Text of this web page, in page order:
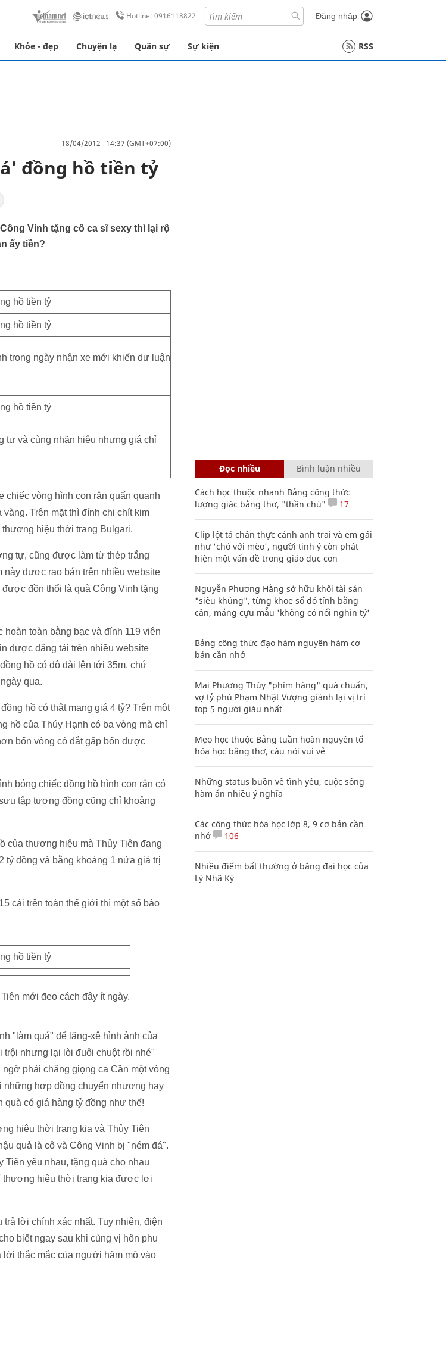
Hotline: 0916118822 Đăng nhập
Khỏe - đẹp Chuyện lạ Quân sự Sự kiện RSS
18/04/2012 14:37 (GMT+07:00)
đồng hồ tiền tỷ
Vinh tặng cô ca sĩ sexy thì lại rộ
ấy tiền?
trong ngày nhận xe mới khiến dư luận
tự và cùng nhãn hiệu nhưng giá chỉ
vòng hình con rắn quấn quanh
Trên mặt thì đính chi chít kim
hiệu thời trang Bulgari.
tự, cũng được làm từ thép trắng
này được rao bán trên nhiều website
đồn thổi là quà Công Vinh tặng
toàn bằng bạc và đính 119 viên
được đăng tải trên nhiều website
hồ có độ dài lên tới 35m, chứ
qua.
hồ có thật mang giá 4 tỷ? Trên một
hồ của Thúy Hạnh có ba vòng mà chỉ
bốn vòng có đắt gấp bốn được
bóng chiếc đồng hồ hình con rắn có
tập tương đồng cũng chỉ khoảng
của thương hiệu mà Thủy Tiên đang
tỷ đồng và bằng khoảng 1 nửa giá trị
cái trên toàn thế giới thì một số báo
mới đeo cách đây ít ngày.
"làm quá" để lăng-xê hình ảnh của
nhưng lại lòi đuôi chuột rồi nhé"
phải chăng giọng ca Cần một vòng
những hợp đồng chuyển nhượng hay
quà có giá hàng tỷ đồng như thế!
hiệu thời trang kia và Thủy Tiên
quả là cô và Công Vinh bị "ném đá".
yêu nhau, tặng quà cho nhau
thương hiệu thời trang kia được lợi
lời chính xác nhất. Tuy nhiên, điện
biết ngay sau khi cùng vị hôn phu
thắc mắc của người hâm mộ vào
Đọc nhiều Bình luận nhiều
Cách học thuộc nhanh Bảng công thức
lượng giác bằng thơ, "thần chú"
17
Clip lột tả chân thực cảnh anh trai và em gái
như 'chó với mèo', người tinh ý còn phát
hiện một vấn đề trong giáo dục con
Nguyễn Phương Hằng sở hữu khối tài sản
"siêu khủng", từng khoe sổ đỏ tính bằng
cân, mắng cựu mẫu 'không có nổi nghìn tỷ'
Bảng công thức đạo hàm nguyên hàm cơ
bản cần nhớ
Mai Phương Thúy "phím hàng" quá chuẩn,
vợ tỷ phú Phạm Nhật Vượng giành lại vị trí
top 5 người giàu nhất
Mẹo học thuộc Bảng tuần hoàn nguyên tố
hóa học bằng thơ, câu nói vui vẻ
Những status buồn về tình yêu, cuộc sống
hàm ẩn nhiều ý nghĩa
Các công thức hóa học lớp 8, 9 cơ bản cần
nhớ
106
Nhiều điểm bất thường ở bằng đại học của
Lý Nhã Kỳ